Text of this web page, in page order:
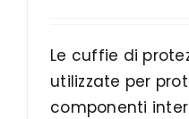
Le cuffie di
utilizzate per
componenti